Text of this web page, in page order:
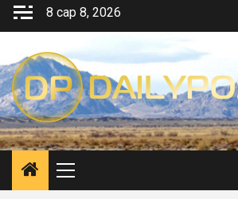
Skip
8 сар 8, 2026
Primary
Menu